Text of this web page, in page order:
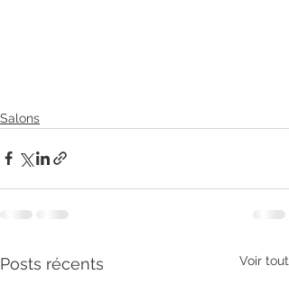
Salons
Posts récents Voir tout